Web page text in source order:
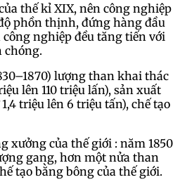
thế kỉ XIX, nên công nghiệp
phồn thịnh, đứng hàng đầu
nghiệp đều tăng tiến với
chóng.
lượng than khai thác
lên 110 triệu lấn), sản xuất
triệu lên 6 triệu tấn), chế tạo
xưởng của thế giới : năm 1850
gang, hơn một nửa than
tạo bằng bông của thế giới.